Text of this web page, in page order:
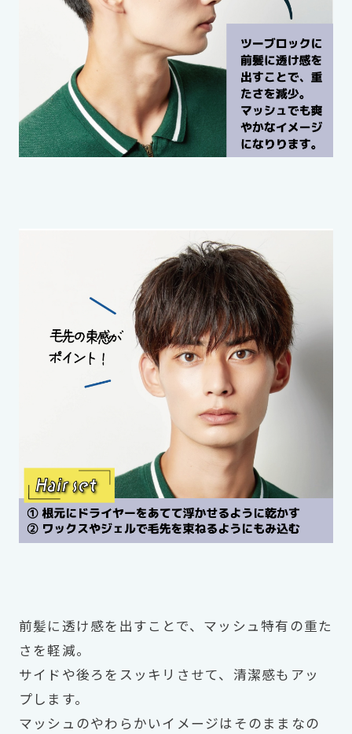
前髪に透け感を出すことで、マッシュ特有の重た
さを軽減。
サイドや後ろをスッキリさせて、清潔感もアッ
プします。
マッシュのやわらかいイメージはそのままなの